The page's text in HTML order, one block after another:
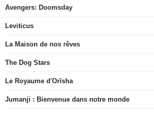
Avengers: Doomsday
Leviticus
La Maison de nos rêves
The Dog Stars
Le Royaume d'Orïsha
Jumanji : Bienvenue dans notre monde